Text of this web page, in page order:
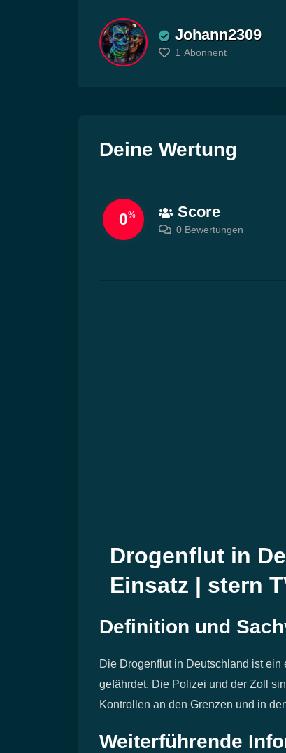
Johann2309
1 Abonnent
Deine Wertung
0% Score
0 Bewertungen
Drogenflut in
Einsatz | stern
Definition und
Die Drogenflut in Deutschland ist
gefährdet. Die Polizei und der Zoll
Kontrollen an den Grenzen und in
Weiterführende